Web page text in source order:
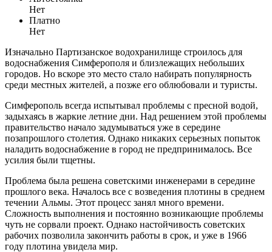
Нет
Платно
Нет
Изначально Партизанское водохранилище строилось для
водоснабжения Симферополя и близлежащих небольших
городов. Но вскоре это место стало набирать популярность
среди местных жителей, а позже его облюбовали и туристы.
Симферополь всегда испытывал проблемы с пресной водой,
задыхаясь в жаркие летние дни. Над решением этой проблемы
правительство начало задумываться уже в середине
позапрошлого столетия. Однако никаких серьезных попыток
наладить водоснабжение в город не предпринималось. Все
усилия были тщетны.
Проблема была решена советскими инженерами в середине
прошлого века. Началось все с возведения плотины в среднем
течении Альмы. Этот процесс занял много времени.
Сложность выполнения и постоянно возникающие проблемы
чуть не сорвали проект. Однако настойчивость советских
рабочих позволила закончить работы в срок, и уже в 1966
году плотина увидела мир.